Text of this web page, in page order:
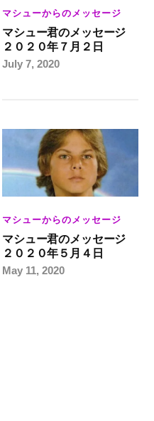
マシューからのメッセージ
マシュー君のメッセージ
２０２０年７月２日
July 7, 2020
マシューからのメッセージ
マシュー君のメッセージ
２０２０年５月４日
May 11, 2020